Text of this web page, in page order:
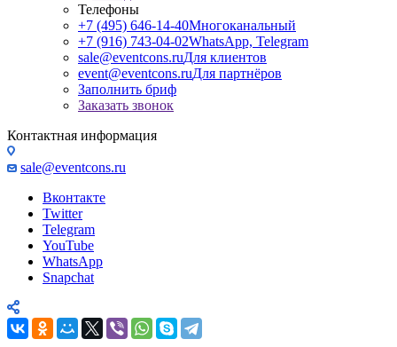
Телефоны
+7 (495) 646-14-40Многоканальный
+7 (916) 743-04-02WhatsApp, Telegram
sale@eventcons.ruДля клиентов
event@eventcons.ruДля партнёров
Заполнить бриф
Заказать звонок
Контактная информация
sale@eventcons.ru
Вконтакте
Twitter
Telegram
YouTube
WhatsApp
Snapchat